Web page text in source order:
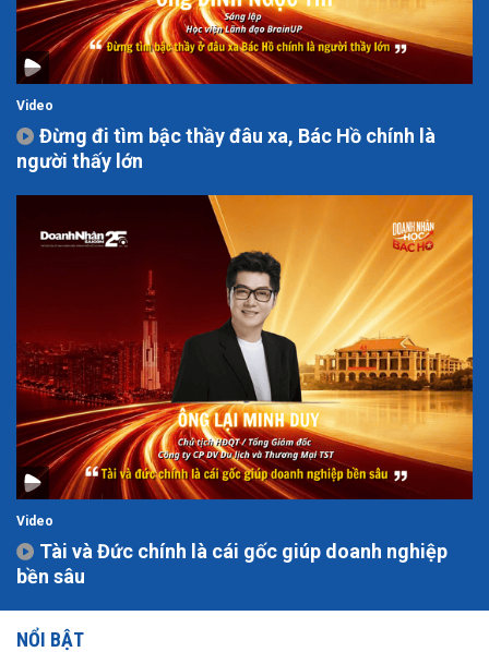
Video
Đừng đi tìm bậc thầy đâu xa, Bác Hồ chính là
người thấy lớn
Video
Tài và Đức chính là cái gốc giúp doanh nghiệp
bền sâu
NỔI BẬT